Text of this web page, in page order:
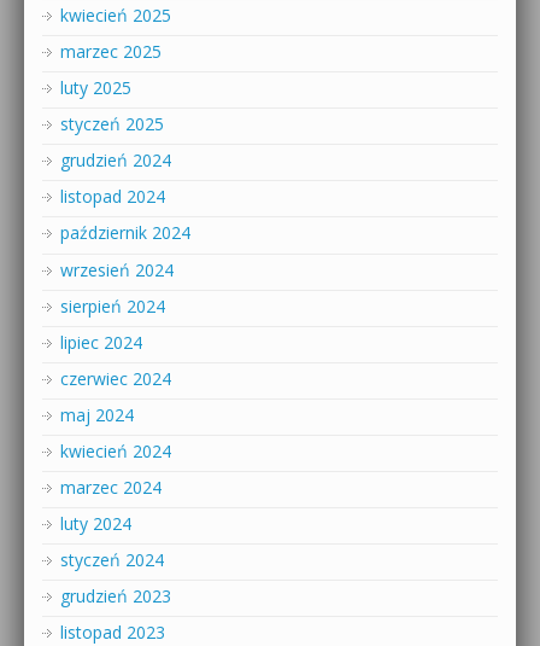
kwiecień 2025
marzec 2025
luty 2025
styczeń 2025
grudzień 2024
listopad 2024
październik 2024
wrzesień 2024
sierpień 2024
lipiec 2024
czerwiec 2024
maj 2024
kwiecień 2024
marzec 2024
luty 2024
styczeń 2024
grudzień 2023
listopad 2023